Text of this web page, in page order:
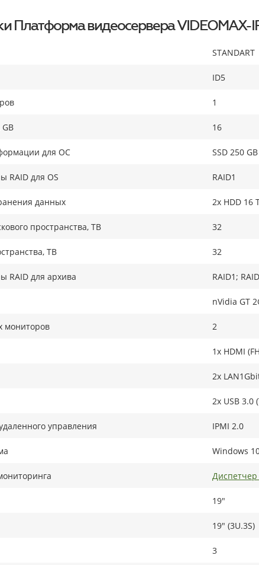
Платформа видеосервера
STANDART
ID5
1
16
для ОС SSD 250
RAID для OS RAID1
данных 2x HDD 16
пространства, TB 32
ТB 32
RAID для архива RAID1;
nVidia GT
мониторов 2
1x HDMI
2x
2x USB 3.0
управления IPMI 2.0
Windows
Диспетчер
19"
19" (3U.3S)
3